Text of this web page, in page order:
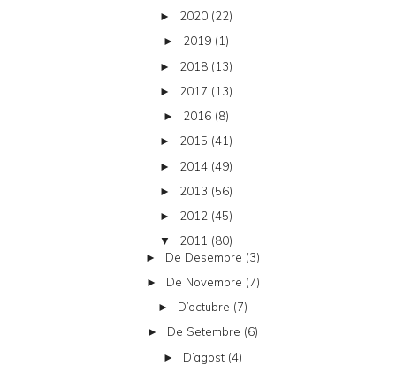
► 2020 (22)
► 2019 (1)
► 2018 (13)
► 2017 (13)
► 2016 (8)
► 2015 (41)
► 2014 (49)
► 2013 (56)
► 2012 (45)
▼ 2011 (80)
► De Desembre (3)
► De Novembre (7)
► D’octubre (7)
► De Setembre (6)
► D’agost (4)